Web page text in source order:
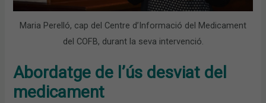
Maria Perelló, cap del Centre d’Informació del Medicament
del COFB, durant la seva intervenció.
Abordatge de l’ús desviat del
medicament